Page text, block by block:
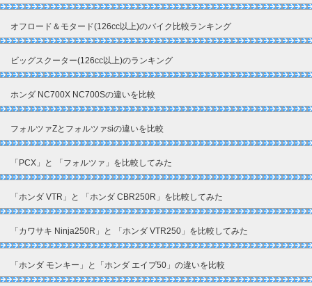
ティ)
オフロード＆モタード(126cc以上)のバイク比較ランキング
ビッグスクーター(126cc以上)のランキング
ホンダ NC700X NC700Sの違いを比較
フォルツァZとフォルツァsiの違いを比較
「PCX」と 「フォルツァ」を比較してみた
「ホンダ VTR」と 「ホンダ CBR250R」を比較してみた
「カワサキ Ninja250R」と 「ホンダ VTR250」を比較してみた
「ホンダ モンキー」と「ホンダ エイプ50」の違いを比較